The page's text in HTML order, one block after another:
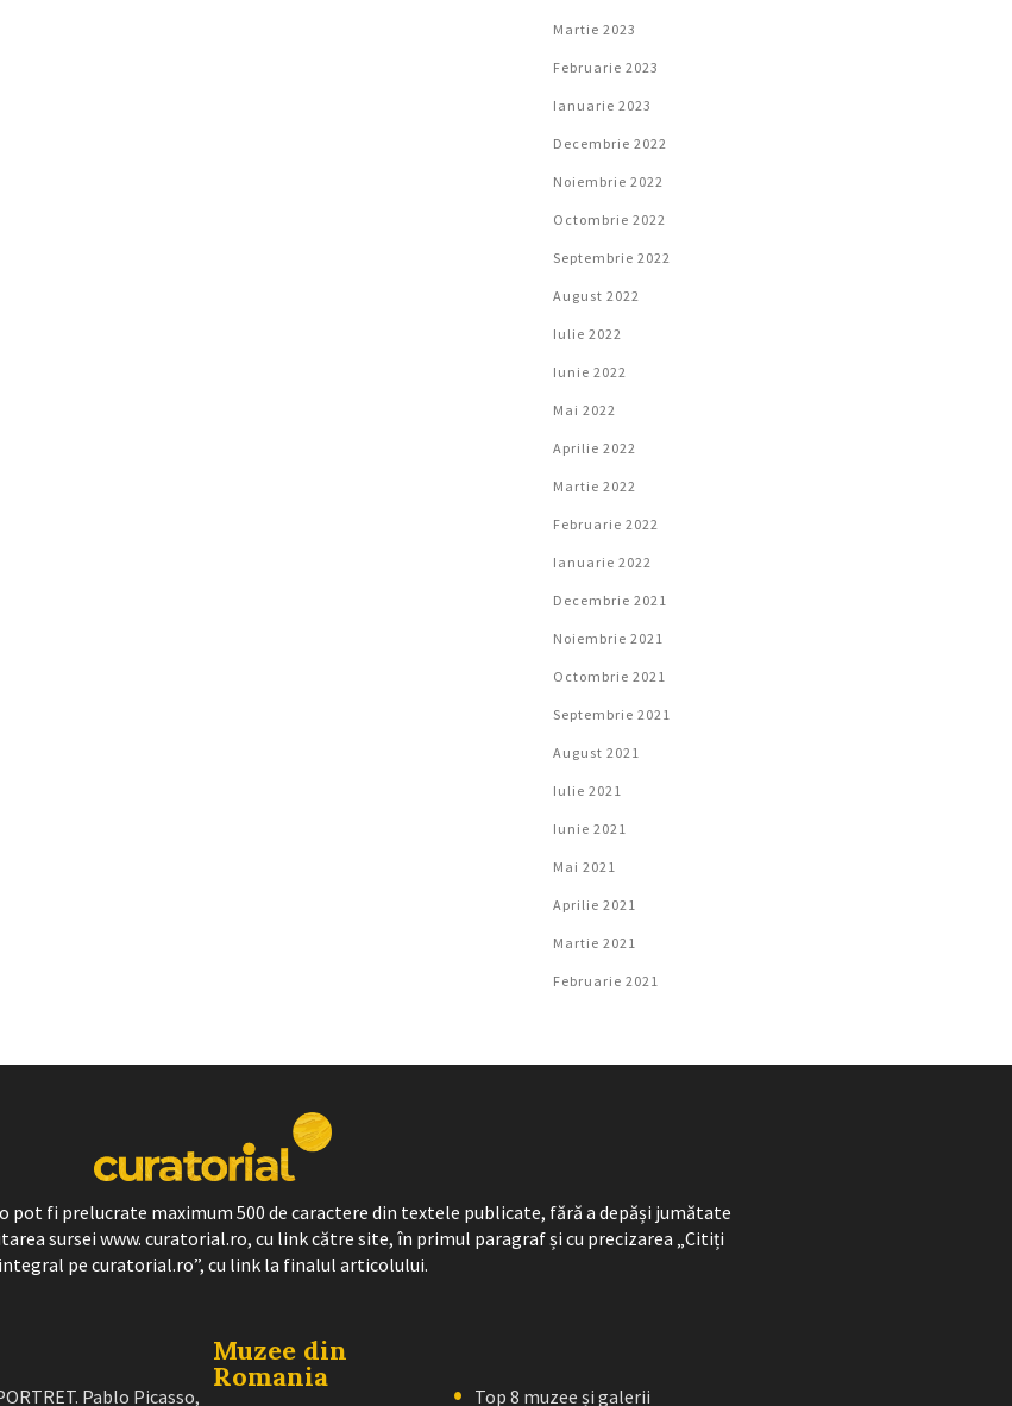
Martie 2023
Februarie 2023
Ianuarie 2023
Decembrie 2022
Noiembrie 2022
Octombrie 2022
Septembrie 2022
August 2022
Iulie 2022
Iunie 2022
Mai 2022
Aprilie 2022
Martie 2022
Februarie 2022
Ianuarie 2022
Decembrie 2021
Noiembrie 2021
Octombrie 2021
Septembrie 2021
August 2021
Iulie 2021
Iunie 2021
Mai 2021
Aprilie 2021
Martie 2021
Februarie 2021
pot fi prelucrate maximum 500 de caractere din textele publicate, fără a depăși jumătate
sursei www. curatorial.ro, cu link către site, în primul paragraf și cu precizarea „Citiți
integral pe curatorial.ro”, cu link la finalul articolului.
Pablo Picasso,
Muzee din
Romania
Top 8 muzee și galerii